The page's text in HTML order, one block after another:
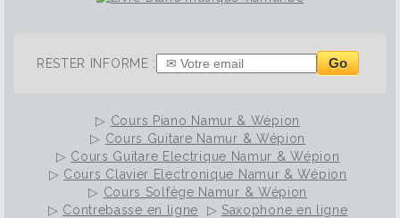
RESTER INFORME : Go
▷ Cours Piano Namur & Wépion
▷ Cours Guitare Namur & Wépion
▷ Cours Guitare Electrique Namur & Wépion
▷ Cours Clavier Electronique Namur & Wépion
▷ Cours Solfège Namur & Wépion
▷ Contrebasse en ligne ▷ Saxophone en ligne